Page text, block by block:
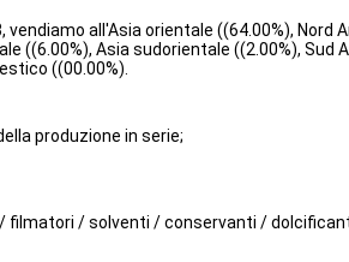
all'Asia orientale ((64.00%), Nord
((6.00%), Asia sudorientale ((2.00%), Sud
((00.00%).
produzione in serie;
/ solventi / conservanti /